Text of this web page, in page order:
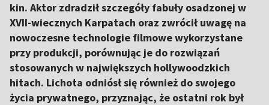
kin. Aktor zdradził szczegóły fabuły osadzonej w
XVII-wiecznych Karpatach oraz zwrócił uwagę na
nowoczesne technologie filmowe wykorzystane
przy produkcji, porównując je do rozwiązań
stosowanych w największych hollywoodzkich
hitach. Lichota odniósł się również do swojego
życia prywatnego, przyznając, że ostatni rok był